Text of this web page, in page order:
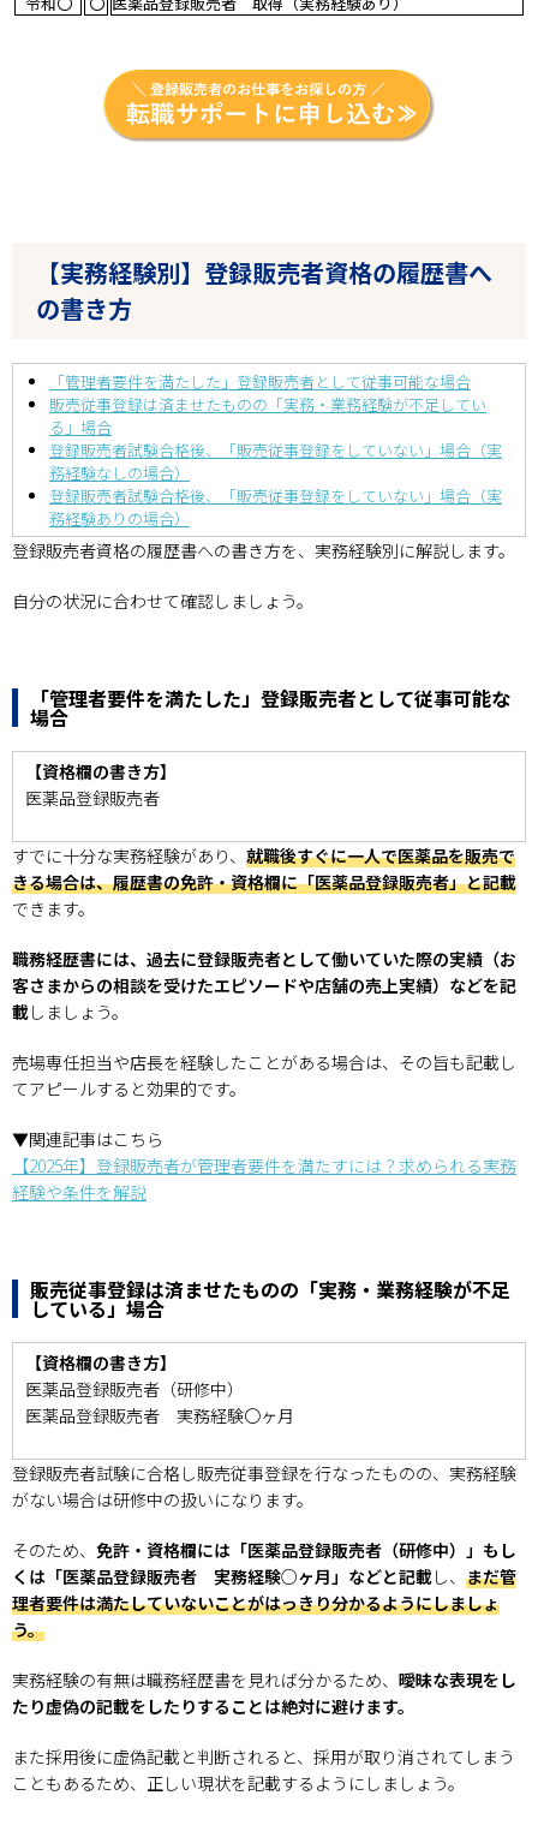
【実務経験別】登録販売者資格の履歴書へ
の書き方
「管理者要件を満たした」登録販売者として従事可能な場合
販売従事登録は済ませたものの「実務・業務経験が不足してい
る」場合
登録販売者試験合格後、「販売従事登録をしていない」場合（実
務経験なしの場合）
登録販売者試験合格後、「販売従事登録をしていない」場合（実
務経験ありの場合）
登録販売者資格の履歴書への書き方を、実務経験別に解説します。
自分の状況に合わせて確認しましょう。
「管理者要件を満たした」登録販売者として従事可能な
場合
【資格欄の書き方】
医薬品登録販売者
すでに十分な実務経験があり、 就職後すぐに一人で医薬品を販売で
きる場合は、履歴書の免許・資格欄に「医薬品登録販売者」と記載
できます。
職務経歴書には、過去に登録販売者として働いていた際の実績（お
客さまからの相談を受けたエピソードや店舗の売上実績）などを記
載しましょう。
売場専任担当や店長を経験したことがある場合は、その旨も記載し
てアピールすると効果的です。
▼関連記事はこちら
【2025年】登録販売者が管理者要件を満たすには？求められる実務
経験や条件を解説
販売従事登録は済ませたものの「実務・業務経験が不足
している」場合
【資格欄の書き方】
医薬品登録販売者（研修中）
医薬品登録販売者 実務経験〇ヶ月
登録販売者試験に合格し販売従事登録を行なったものの、実務経験
がない場合は研修中の扱いになります。
そのため、 免許・資格欄には「医薬品登録販売者（研修中）」もし
くは「医薬品登録販売者 実務経験○ヶ月」などと記載し、 まだ管
理者要件は満たしていないことがはっきり分かるようにしましょ
う。
実務経験の有無は職務経歴書を見れば分かるため、 曖昧な表現をし
たり虚偽の記載をしたりすることは絶対に避けます。
また採用後に虚偽記載と判断されると、採用が取り消されてしまう
こともあるため、正しい現状を記載するようにしましょう。